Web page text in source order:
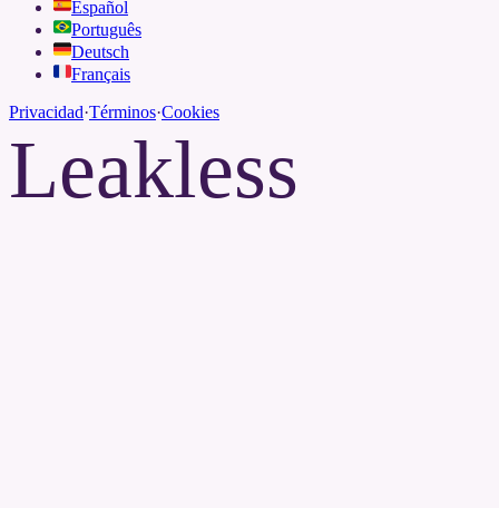
Español
Português
Deutsch
Français
Privacidad·Términos·Cookies
Leakless